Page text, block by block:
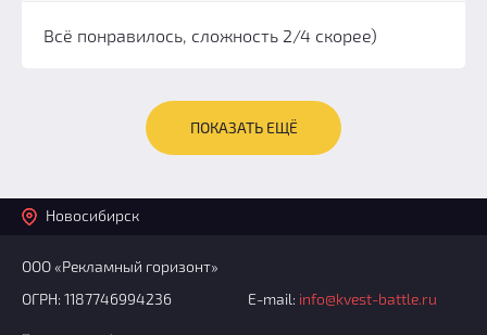
Всё понравилось, сложность 2/4 скорее)
ПОКАЗАТЬ ЕЩЁ
Новосибирск
ООО «Рекламный горизонт»
ОГРН: 1187746994236
E-mail: info@kvest-battle.ru